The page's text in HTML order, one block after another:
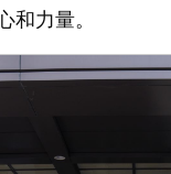
和力量。